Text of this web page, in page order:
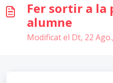
Fer sortir a la
alumne
Modificat el Dt, 22